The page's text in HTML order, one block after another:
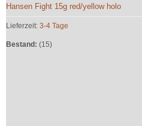
Hansen Fight 15g red/yellow holo
Lieferzeit: 3-4 Tage
Bestand: (15)